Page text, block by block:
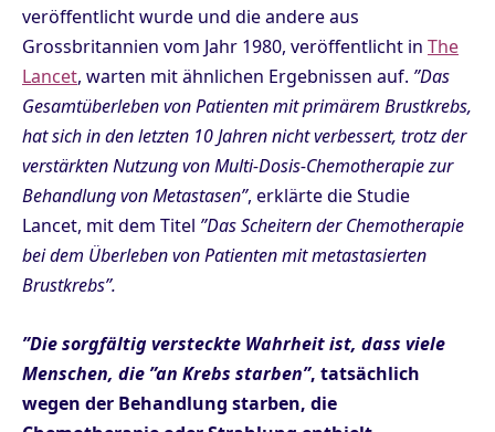
veröffentlicht wurde und die andere aus
Grossbritannien vom Jahr 1980, veröffentlicht in The
Lancet, warten mit ähnlichen Ergebnissen auf. ”Das
Gesamtüberleben von Patienten mit primärem Brustkrebs,
hat sich in den letzten 10 Jahren nicht verbessert, trotz der
verstärkten Nutzung von Multi-Dosis-Chemotherapie zur
Behandlung von Metastasen”, erklärte die Studie
Lancet, mit dem Titel ”Das Scheitern der Chemotherapie
bei dem Überleben von Patienten mit metastasierten
Brustkrebs”.
”Die sorgfältig versteckte Wahrheit ist, dass viele
Menschen, die ”an Krebs starben”, tatsächlich
wegen der Behandlung starben, die